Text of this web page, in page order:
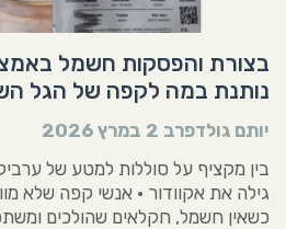
בצורת והפסקות חשמל
נותנת במה לקפה של הגל
יותם גולדפרב 2 במרץ 2026
בין מקציף על סוללות למטע של
גילה את אקוודור • אנשי קפה שלא
כשאין חשמל, חקלאים שהולכים